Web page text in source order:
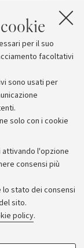
per il suo
facoltativi
sono usati per
solo con i cookie
l'opzione
consensi più
stato dei consensi
sito.
policy.
visita guidata
dicembre e il
serali